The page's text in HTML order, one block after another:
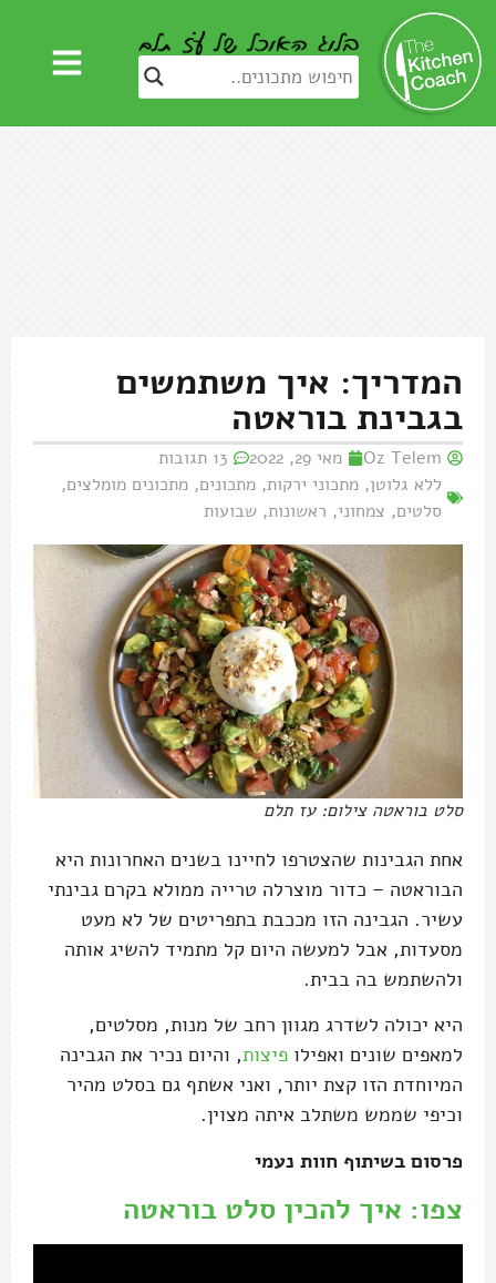
המדריך: איך משתמשים
בגבינת בוראטה
Oz Telem מאי 29, 2022
13 תגובות
ללא גלוטן, מתכוני ירקות, מתכונים, מתכונים מומלצים,
סלטים, צמחוני, ראשונות, שבועות
סלט בוראטה צילום: עז תלם
אחת הגבינות שהצטרפו לחיינו בשנים האחרונות היא
הבוראטה – כדור מוצרלה טרייה ממולא בקרם גבינתי
עשיר. הגבינה הזו מככבת בתפריטים של לא מעט
מסעדות, אבל למעשה היום קל מתמיד להשיג אותה
ולהשתמש בה בבית.
היא יכולה לשדרג מגוון רחב של מנות, מסלטים,
למאפים שונים ואפילו פיצות, והיום נכיר את הגבינה
המיוחדת הזו קצת יותר, ואני אשתף גם בסלט מהיר
וכיפי שממש משתלב איתה מצוין.
פרסום בשיתוף חוות נעמי
צפו: איך להכין סלט בוראטה